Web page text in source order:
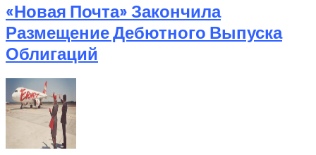
«Новая Почта» Закончила
Размещение Дебютного Выпуска
Облигаций